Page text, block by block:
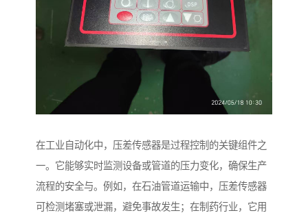
在工业自动化中，压差传感器是过程控制的关键组件之
一。它能够实时监测设备或管道的压力变化，确保生产
流程的安全与。例如，在石油管道运输中，压差传感器
可检测堵塞或泄漏，避免事故发生；在制药行业，它用